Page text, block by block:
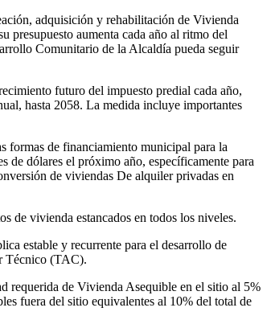
adquisición y rehabilitación de Vivienda
presupuesto aumenta cada año al ritmo del
Comunitario de la Alcaldía pueda seguir
futuro del impuesto predial cada año,
hasta 2058. La medida incluye importantes
formas de financiamiento municipal para la
dólares el próximo año, específicamente para
de viviendas De alquiler privadas en
de vivienda estancados en todos los niveles.
estable y recurrente para el desarrollo de
Técnico (TAC).
requerida de Vivienda Asequible en el sitio al 5%
fuera del sitio equivalentes al 10% del total de